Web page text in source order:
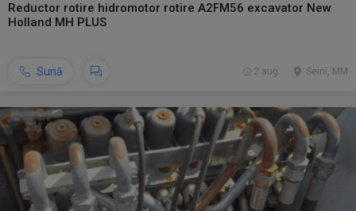
Reductor rotire hidromotor rotire A2FM56 excavator New
Holland MH PLUS
Sună Seini, MM
2 aug.